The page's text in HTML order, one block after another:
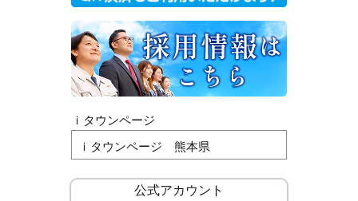
ｉタウンページ
ｉタウンページ 熊本県
公式アカウント